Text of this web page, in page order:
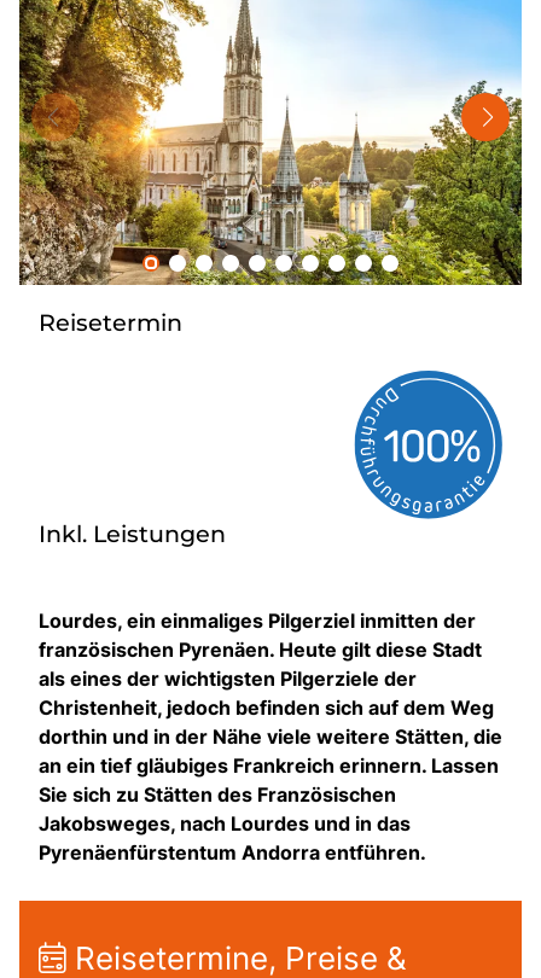
Nahverkehr
Kataloge
Kontakt
Reisetermin
Inkl. Leistungen
Lourdes, ein einmaliges Pilgerziel inmitten der
französischen Pyrenäen. Heute gilt diese Stadt
als eines der wichtigsten Pilgerziele der
Christenheit, jedoch befinden sich auf dem Weg
dorthin und in der Nähe viele weitere Stätten, die
an ein tief gläubiges Frankreich erinnern. Lassen
Sie sich zu Stätten des Französischen
Jakobsweges, nach Lourdes und in das
Pyrenäenfürstentum Andorra entführen.
Reisetermine, Preise &